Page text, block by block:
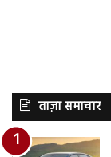
ताज़ा समाचार